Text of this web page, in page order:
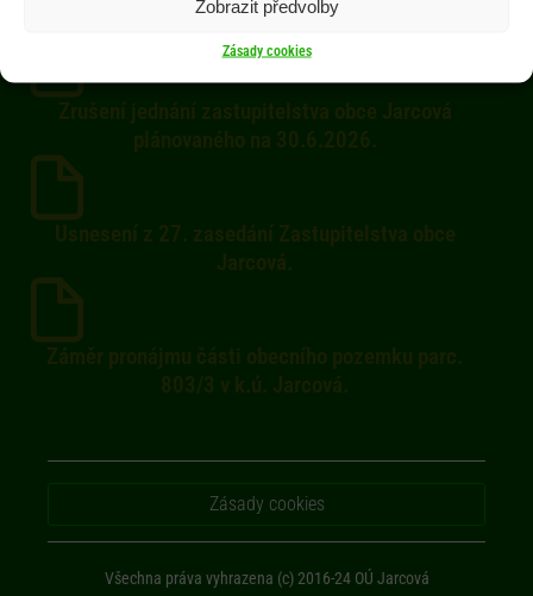
Zobrazit předvolby
Zásady cookies
Zásady cookies
Všechna práva vyhrazena (c) 2016-24 OÚ Jarcová